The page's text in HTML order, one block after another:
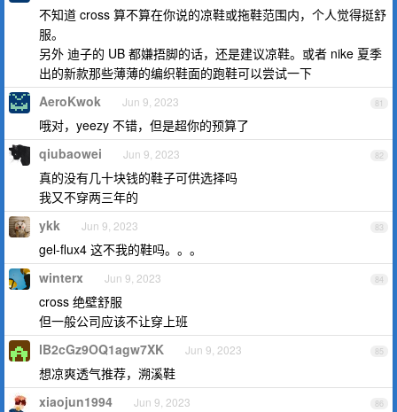
不知道 cross 算不算在你说的凉鞋或拖鞋范围内，个人觉得挺舒
服。
另外 迪子的 UB 都嫌捂脚的话，还是建议凉鞋。或者 nike 夏季
出的新款那些薄薄的编织鞋面的跑鞋可以尝试一下
81
AeroKwok Jun 9, 2023
哦对，yeezy 不错，但是超你的预算了
82
qiubaowei Jun 9, 2023
真的没有几十块钱的鞋子可供选择吗
我又不穿两三年的
83
ykk Jun 9, 2023
gel-flux4 这不我的鞋吗。。。
84
winterx Jun 9, 2023
cross 绝壁舒服
但一般公司应该不让穿上班
85
lB2cGz9OQ1agw7XK Jun 9, 2023
想凉爽透气推荐，溯溪鞋
86
xiaojun1994 Jun 9, 2023